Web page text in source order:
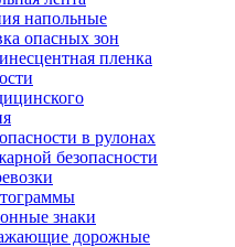
напольные
опасных зон
пленка
в рулонах
безопасности
знаки
дорожные